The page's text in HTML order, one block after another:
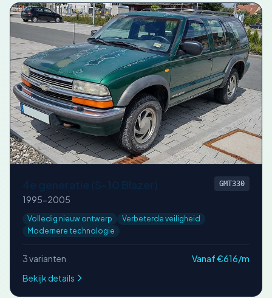
1995-2005
GMT330
Volledig nieuw ontwerp
Verbeterde veiligheid
Modernere technologie
3 varianten
Vanaf €616/m
Bekijk details